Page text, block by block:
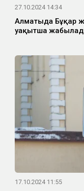
27.10.2024 14:34
Алматыда Бұқар
уақытша
17.10.2024 11:55